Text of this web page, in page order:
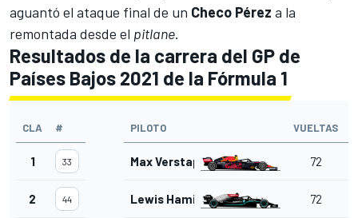
aguantó el ataque final de un Checo Pérez a la
remontada desde el pitlane.
Resultados de la carrera del GP de
Países Bajos 2021 de la Fórmula 1
CLA # PILOTO VUELTAS
1 33 Max Verstappen 72
2 44 Lewis Hamilton 72